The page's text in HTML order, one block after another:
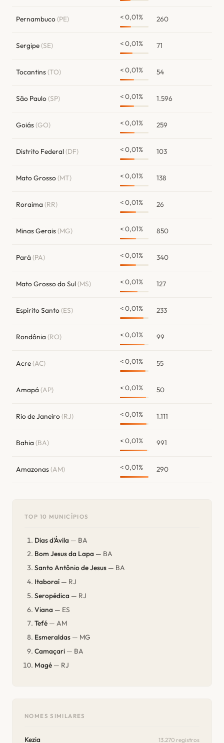
Pernambuco(PE) < 0,01% 260
Sergipe(SE) < 0,01% 71
Tocantins(TO) < 0,01% 54
São Paulo(SP) < 0,01% 1.596
Goiás(GO) < 0,01% 259
Distrito Federal(DF) < 0,01% 103
Mato Grosso(MT) < 0,01% 138
Roraima (RR) < 0,01% 26
Minas Gerais(MG) < 0,01% 850
Pará (PA) < 0,01% 340
Mato Grosso do Sul(MS) < 0,01% 127
Espírito Santo(ES) < 0,01% 233
Rondônia (RO) < 0,01% 99
Acre(AC) < 0,01% 55
Amapá (AP) < 0,01% 50
Rio de Janeiro(RJ) < 0,01% 1.111
Bahia (BA) < 0,01% 991
Amazonas(AM) < 0,01% 290
TOP 10 MUNICÍPIOS
Dias d'Ávila — BA
Bom Jesus da Lapa — BA
Santo Antônio de Jesus — BA
Itaboraí — RJ
Seropédica — RJ
Viana — ES
Tefé — AM
Esmeraldas — MG
Camaçari — BA
Magé — RJ
NOMES SIMILARES
Kezia 13.270 registros